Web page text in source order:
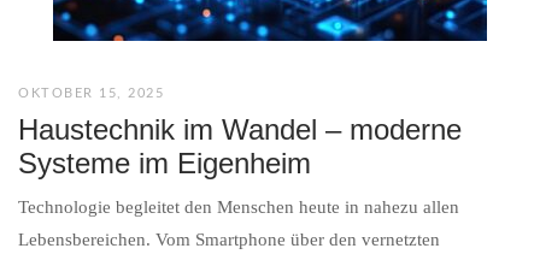
OKTOBER 15, 2025
Haustechnik im Wandel – moderne
Systeme im Eigenheim
Technologie begleitet den Menschen heute in nahezu allen
Lebensbereichen. Vom Smartphone über den vernetzten